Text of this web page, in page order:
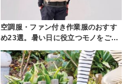
空調服・ファン付き作業服のおすす
め23選。暑い日に役立つモノをご…